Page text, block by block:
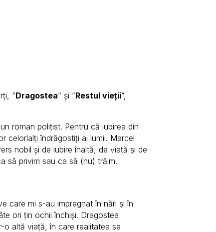
”Dragostea” și ”Restul vieții”,
roman polițist. Pentru că iubirea din
celorlalți îndrăgostiți ai lumii. Marcel
nobil și de iubire înaltă, de viață și de
să privim sau ca să (nu) trăim.
care mi s-au impregnat în nări și în
ori țin ochii închiși. Dragostea
o altă viață, în care realitatea se